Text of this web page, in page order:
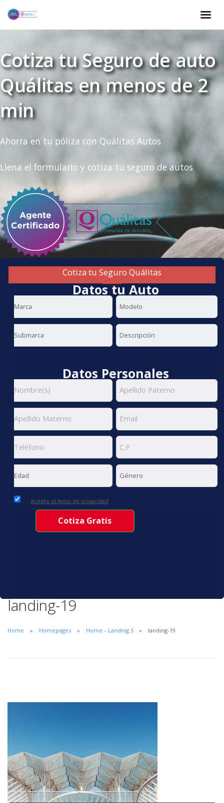
Cotiza tu Seguro de auto
Quálitas en menos de 2
min
Ahorra en tu póliza con Quálitas Autos
Llena el formulario y cotiza tu seguro de autos
Cotiza tu Seguro Quálitas
Datos tu Auto
Datos Personales
Acepto el Aviso de privacidad
landing-19
Home Homepages Home – Landing 3 landing-19